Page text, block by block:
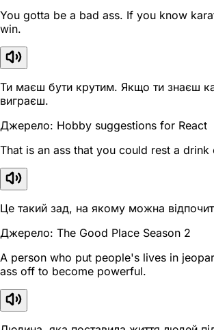
You gotta be a bad ass. If you know
win.
Ти маєш бути крутим. Якщо ти знаєш
виграєш.
Джерело: Hobby suggestions for React
That is an ass that you could rest a drink
Це такий зад, на якому можна
Джерело: The Good Place Season 2
A person who put people's lives in
ass off to become powerful.